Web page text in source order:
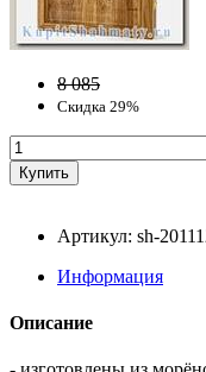
8 085
Скидка 29%
Артикул: sh-
Информация
Описание